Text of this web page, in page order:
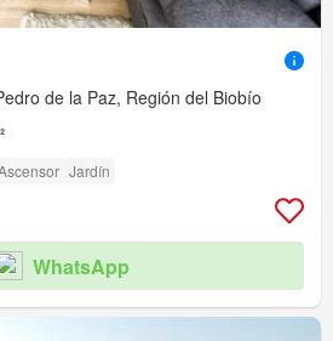
de la Paz, Región del Biobío
Jardín
WhatsApp